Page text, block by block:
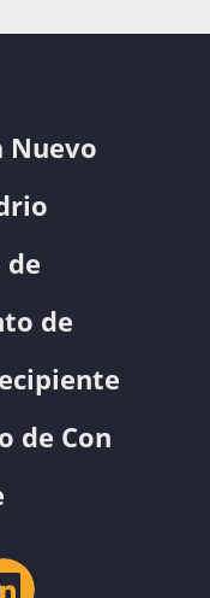
Nuevo
de
de Con